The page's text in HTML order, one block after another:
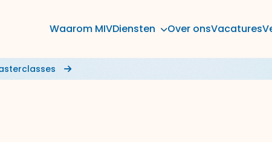
Waarom MIVDiensten Over onsVacatures